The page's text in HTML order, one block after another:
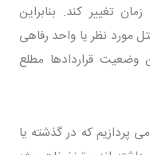
تغییر کند. بنابراین
مورد نظر یا واحد رفاهی
وضعیت قراردادها مطلع
پردازیم که در گذشته یا